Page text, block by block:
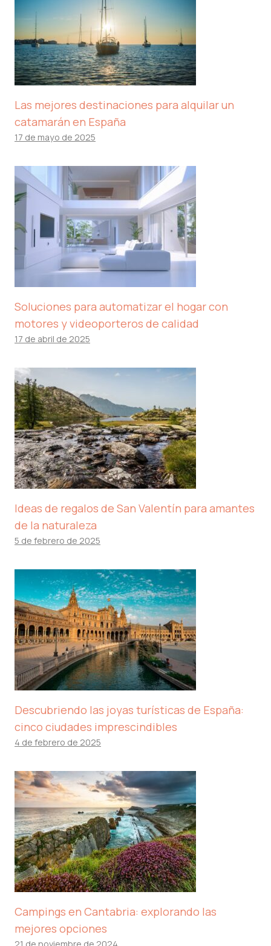
Las mejores destinaciones para alquilar un
catamarán en España
17 de mayo de 2025
Soluciones para automatizar el hogar con
motores y videoporteros de calidad
17 de abril de 2025
Ideas de regalos de San Valentín para amantes
de la naturaleza
5 de febrero de 2025
Descubriendo las joyas turísticas de España:
cinco ciudades imprescindibles
4 de febrero de 2025
Campings en Cantabria: explorando las
mejores opciones